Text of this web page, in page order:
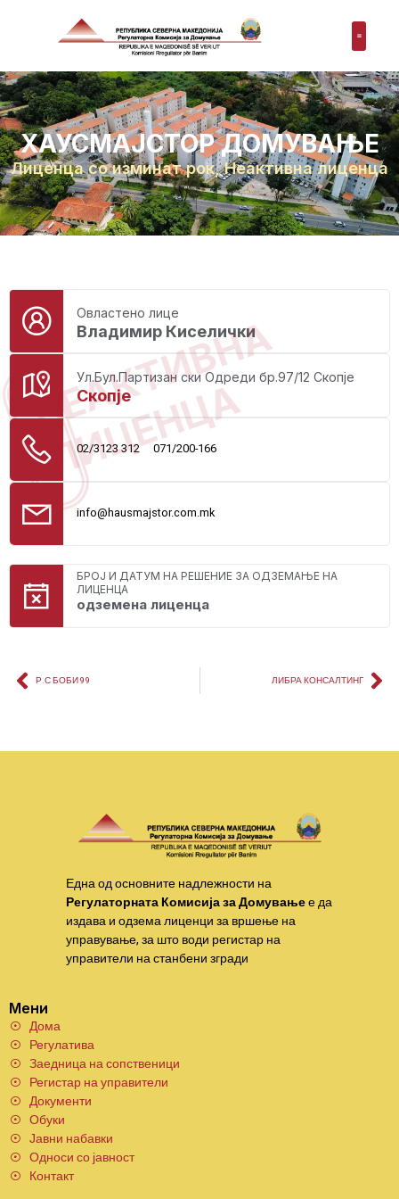
ХАУСМАЈСТОР ДОМУВАЊЕ
Лиценца со изминат рок,Неактивна лиценца
Овластено лице
Владимир Киселички
Ул.Бул.Партизан ски Одреди бр.97/12 Скопје
Скопје
02/3123 312 071/200-166
info@hausmajstor.com.mk
БРОЈ И ДАТУМ НА РЕШЕНИЕ ЗА ОДЗЕМАЊЕ НА
ЛИЦЕНЦА
одземена лиценца
НЕАКТИВНА
ЛИЦЕНЦА
Р.С БОБИ 99 ЛИБРА КОНСАЛТИНГ
Една од основните надлежности на
Регулаторната Комисија за Домувањее да
издава и одзема лиценци за вршење на
управување, за што води регистар на
управители на станбени згради
Мени
Дома
Регулатива
Заедница на сопственици
Регистар на управители
Документи
Обуки
Јавни набавки
Односи со јавност
Контакт